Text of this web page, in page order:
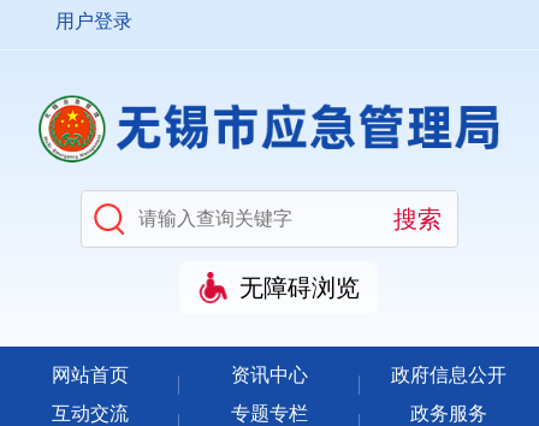
用户登录
无障碍浏览
网站首页 资讯中心
政府信息公开
互动交流
专题专栏 政务服务